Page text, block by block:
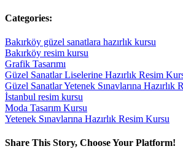
Categories:
Bakırköy güzel sanatlara hazırlık kursu
Bakırköy resim kursu
Grafik Tasarımı
Güzel Sanatlar Liselerine Hazırlık Resim
Güzel Sanatlar Yetenek Sınavlarına Hazırlık
İstanbul resim kursu
Moda Tasarım Kursu
Yetenek Sınavlarına Hazırlık Resim Kursu
Share This Story, Choose Your Platform!